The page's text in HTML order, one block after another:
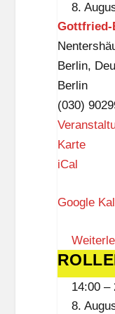
Bibliothek
8.
Gottfried-
Berlin,
Berlin
(030)
KarteG
t
r
i
e
d
iCal
Google
ROLLER
DISCO
KIDS
14:00 –
8.